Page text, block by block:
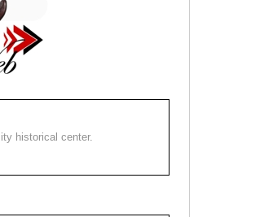
historical center.